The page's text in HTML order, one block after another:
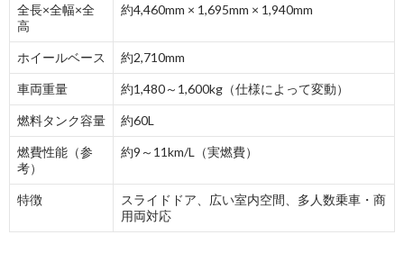
全長×全幅×全
高
約4,460mm × 1,695mm × 1,940mm
ホイールベース 約2,710mm
車両重量 約1,480～1,600kg（仕様によって変動）
燃料タンク容量 約60L
燃費性能（参
考）
約9～11km/L（実燃費）
特徴
スライドドア、広い室内空間、多人数乗車・商
用両対応